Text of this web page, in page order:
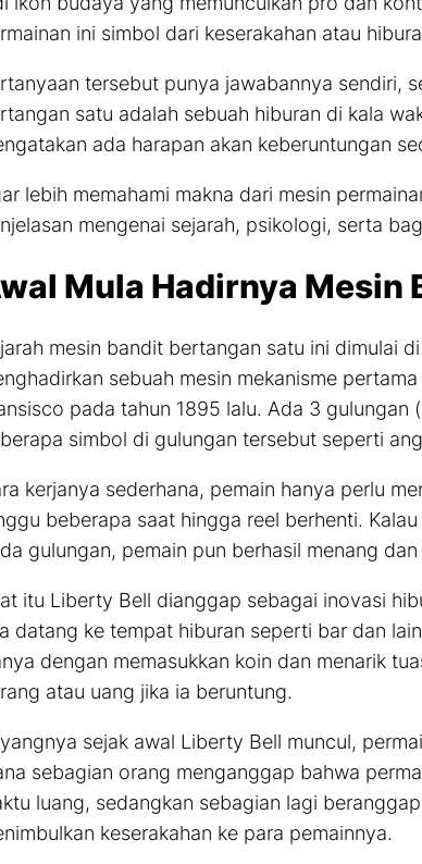
ini simbol dari keserakahan atau
tersebut punya jawabannya sendiri,
satu adalah sebuah hiburan di kala
ada harapan akan keberuntungan
lebih memahami makna dari mesin
mengenai sejarah, psikologi, serta
Mula Hadirnya Mesin
mesin bandit bertangan satu ini dimulai
sebuah mesin mekanisme
pada tahun 1895 lalu. Ada 3 gulungan
simbol di gulungan tersebut seperti
kerjanya sederhana, pemain hanya perlu
beberapa saat hingga reel berhenti.
gulungan, pemain pun berhasil menang
itu Liberty Bell dianggap sebagai inovasi
datang ke tempat hiburan seperti bar dan
dengan memasukkan koin dan menarik
atau uang jika ia beruntung.
sejak awal Liberty Bell muncul,
sebagian orang menganggap bahwa
luang, sedangkan sebagian lagi
keserakahan ke para pemainnya.